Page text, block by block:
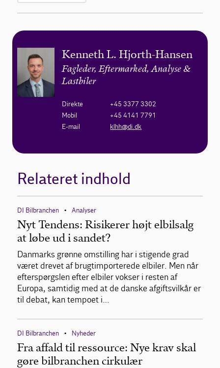
Kenneth L. Hjorth-Hansen
Fagleder, Eftermarked, Analyse &
Lastbiler
Direkte
+45 3377 3302
Mobil
+45 4141 7791
E-mail
klhh@di.dk
Relateret indhold
DI Bilbranchen • Analyser
Nyt Tendens: Risikerer højt elbilsalg
at løbe ud i sandet?
Danmarks grønne omstilling har i stigende grad
været drevet af brugtimporterede elbiler. Men når
efterspørgslen efter elbiler vokser i resten af
Europa, samtidig med at de danske afgiftsvilkår er
til debat, kan tempoet i…
DI Bilbranchen • Nyheder
Fra affald til ressource: Nye krav skal
gøre bilbranchen cirkulær